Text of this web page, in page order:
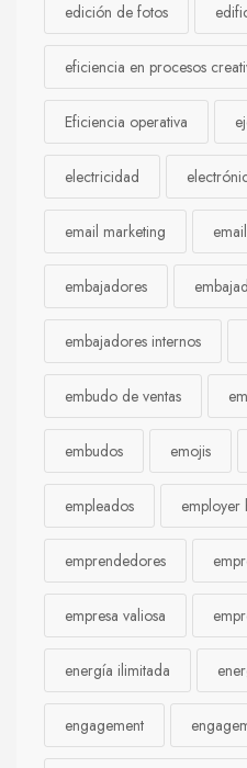
edición de fotos
eficiencia en procesos
Eficiencia operativa
electricidad
email marketing
embajadores
embajadores internos
embudo de ventas
embudos emojis
empleados employer
emprendedores
empresa valiosa
energía ilimitada
engagement